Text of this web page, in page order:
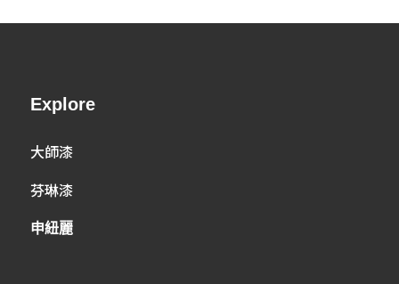
Explore
大師漆
芬琳漆
申紐麗